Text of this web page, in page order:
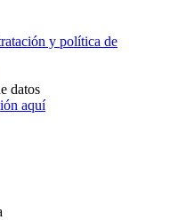
y política de
datos
aquí